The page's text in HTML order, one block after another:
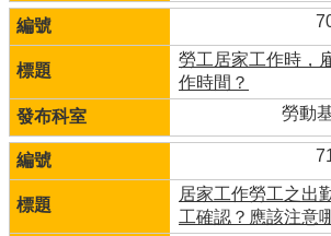
勞工居家工作時，
作時間？
勞動
居家工作勞工之出
工確認？應該注意